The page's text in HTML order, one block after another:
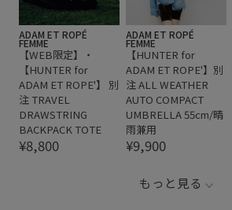
ADAM ET ROPÉ
FEMME
【WEB限定】・
【HUNTER for
ADAM ET ROPE'】 別
注 TRAVEL
DRAWSTRING
BACKPACK TOTE
¥8,800
ADAM ET ROPÉ
FEMME
【HUNTER for
ADAM ET ROPE'】別
注 ALL WEATHER
AUTO COMPACT
UMBRELLA 55cm/晴
雨兼用
¥9,900
もっと見る